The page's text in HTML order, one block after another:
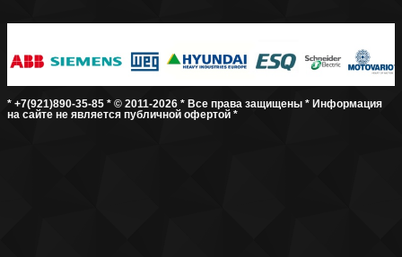
* +7(921)890-35-85 * © 2011-2026 * Все права защищены * Информация
на сайте не является публичной офертой *